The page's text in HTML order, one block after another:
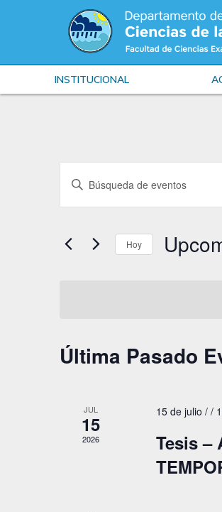
INSTITUCIONAL
Eventos
de
y
Ingrese
Clave.
Eventos
Hoy
Última Pasado
JUL
15
2026
15 de julio / /
Tesis –